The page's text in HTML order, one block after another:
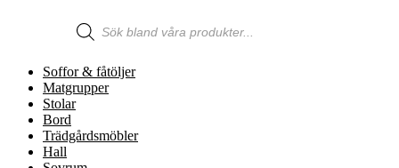
Produktsökning
Soffor & fåtöljer
Matgrupper
Stolar
Bord
Trädgårdsmöbler
Hall